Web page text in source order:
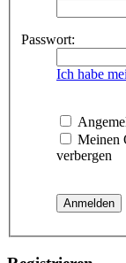
Passwort:
Ich habe
Meinen
verbergen